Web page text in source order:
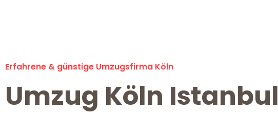
Erfahrene & günstige Umzugsfirma Köln
Umzug Köln Istanbul